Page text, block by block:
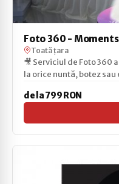
Foto 360 - Moments
Toată țara
🎥 Serviciul de Foto 360
la orice nuntă, botez sau
de la 799 RON